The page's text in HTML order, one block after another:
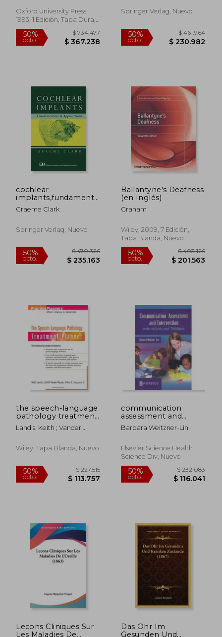
dcto. $ 115.427
50%
dcto.
Oxford University Press,
1993, 1 Edición, Tapa Dura,
Nuevo
50%
Springer Verlag, Nuevo
50%
cochlear
implants,fundamentals
and applications
Graeme Clark
Springer Verlag, Nuevo
Ballantyne's Deafness
(en Inglés)
Graham
Wiley, 2009, 7 Edición,
Tapa Blanda, Nuevo
the speech-language
pathology treatment
planner (en Inglés)
Landis, Keith ; Vander
David J.
Wiley, Tapa Blanda, Nuevo
communication
assessment and
intervention with
infants and toddlers
Barbara Weitzner-Lin
Elsevier Science Health
Science Div, Nuevo
Lecons Cliniques Sur
Les Maladies De
Das Ohr Im
Gesunden Und